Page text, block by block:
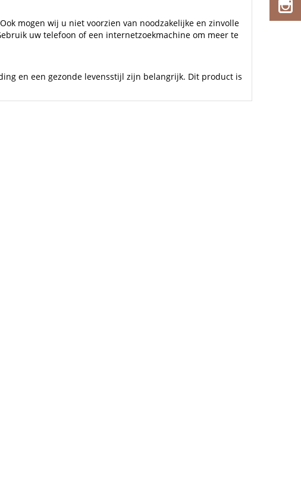
mogen wij u niet voorzien van noodzakelijke en zinvolle
uw telefoon of een internetzoekmachine om meer te
en een gezonde levensstijl zijn belangrijk. Dit product is